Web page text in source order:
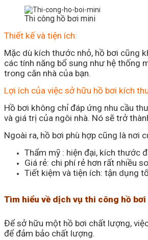
Thi công hồ bơi mini
Thiết kế và tiện ích:
Mặc dù kích thước nhỏ, hồ bơi cũng
các tính năng bổ sung như hệ thống
trong căn nhà của bạn.
Lợi ích của việc sở hữu hồ bơi kích
Hồ bơi không chỉ đáp ứng nhu cầu
và giá trị của ngôi nhà. Nó sẽ trở
Ngoài ra, hồ bơi phù hợp cũng là nơi
Thẩm mỹ : hiện đại, kích thước
Giá rẻ: chi phí rẻ hơn rất nhiều
Tiết kiệm và tiện ích: tận dụng
Tìm hiểu về dịch vụ thi công hồ
Để sở hữu một hồ bơi chất lượng,
để đảm bảo chất lượng.